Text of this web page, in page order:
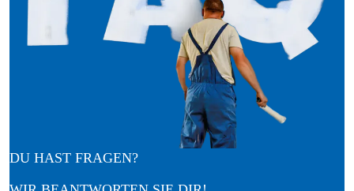
DU HAST FRAGEN?